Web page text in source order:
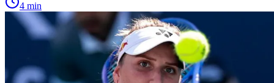
4 min